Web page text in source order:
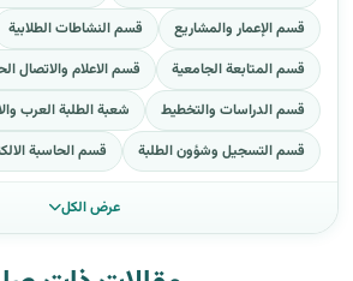
قسم الإعمار والمشاريع
قسم النشاطات الطلابية
قسم المتابعة الجامعية
قسم الاعلام والاتصال
قسم الدراسات والتخطيط
شعبة الطلبة العرب
قسم التسجيل وشؤون الطلبة
قسم الحاسبة
عرض الكل